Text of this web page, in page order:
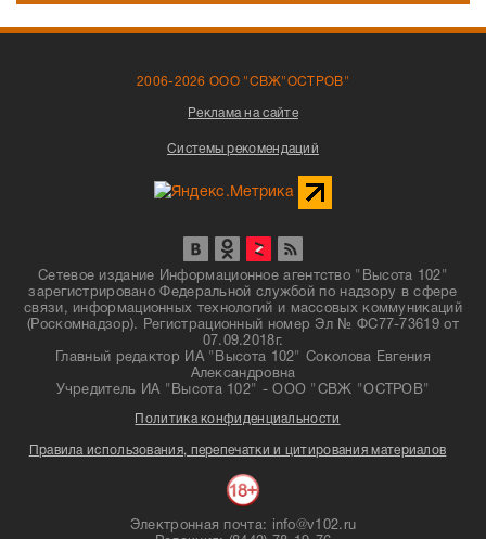
2006-2026 ООО "СВЖ"ОСТРОВ"
Реклама на сайте
Системы рекомендаций
Сетевое издание Информационное агентство "Высота 102"
зарегистрировано Федеральной службой по надзору в сфере
связи, информационных технологий и массовых коммуникаций
(Роскомнадзор). Регистрационный номер Эл № ФС77-73619 от
07.09.2018г.
Главный редактор ИА "Высота 102" Соколова Евгения
Александровна
Учредитель ИА "Высота 102" - ООО "СВЖ "ОСТРОВ"
Политика конфиденциальности
Правила использования, перепечатки и цитирования материалов
Электронная почта: info@v102.ru